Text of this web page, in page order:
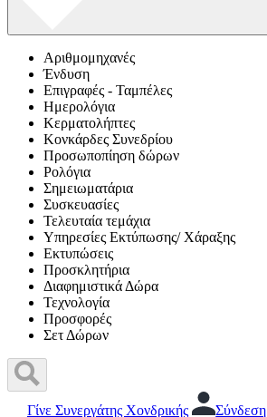
Αριθμομηχανές
Ένδυση
Επιγραφές - Ταμπέλες
Ημερολόγια
Κερματολήπτες
Κονκάρδες Συνεδρίου
Προσωποπίηση δώρων
Ρολόγια
Σημειωματάρια
Συσκευασίες
Τελευταία τεμάχια
Υπηρεσίες Εκτύπωσης/ Χάραξης
Εκτυπώσεις
Προσκλητήρια
Διαφημιστικά Δώρα
Τεχνολογία
Προσφορές
Σετ Δώρων
Γίνε Συνεργάτης Χονδρικής Σύνδεση